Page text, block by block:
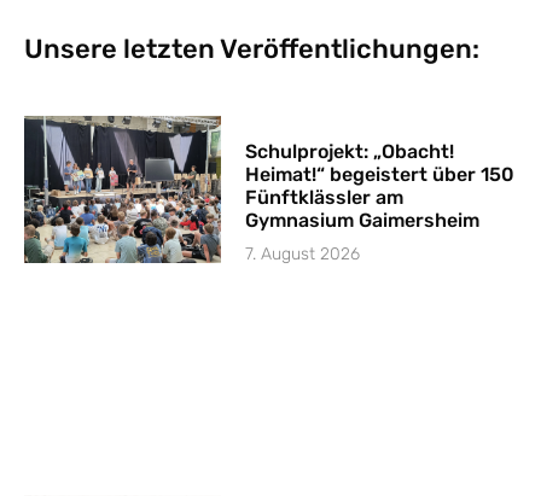
Unsere letzten Veröffentlichungen:
Schulprojekt: „Obacht!
Heimat!“ begeistert über 150
Fünftklässler am
Gymnasium Gaimersheim
7. August 2026